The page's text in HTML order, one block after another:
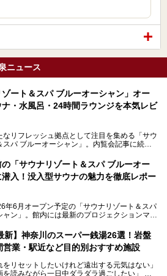
ニュース
ゾート＆スパ ブルーオーシャン」オー
・水風呂・24時間ラウンジを本気レビ
なリフレッシュ拠点として注目を集める「サウ
スパ ブルーオーシャン」。内覧会記事に続
水風呂の気持ちよさはもちろん、リラックスス
やすさまで徹底チェック。新横浜エリアで日
セットしたい人、ライブやスポーツ観戦遠征組
「サウナリゾート＆スパ ブルーオー
入！没入型サウナの魅力を徹底レポー
年6月オープン予定の「サウナリゾート＆スパ
ャン」。館内には最新のプロジェクションマッ
（イマーシブ）”を体験できます。
な大注目の施設に一足先にお邪魔し、その全貌
新】神奈川のスーパー銭湯26選！岩盤
営業・駅近など目的別おすすめ施設
をリセットしたいけれど遠出する元気はない」
を読みながら一日中ダラダラ過ごしたい」